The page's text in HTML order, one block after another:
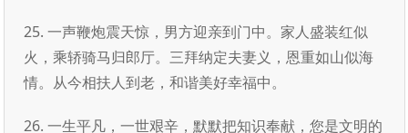
25. 一声鞭炮震天惊，男方迎亲到门中。家人盛装红似
火，乘轿骑马归郎厅。三拜纳定夫妻义，恩重如山似海
情。从今相扶人到老，和谐美好幸福中。
26. 一生平凡，一世艰辛，默默把知识奉献，您是文明的